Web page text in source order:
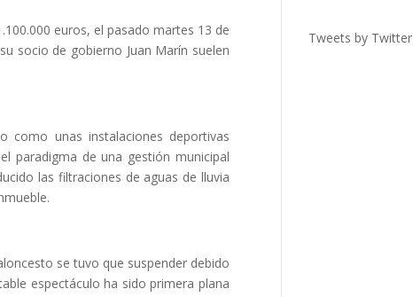
euros, el pasado martes 13 de
socio de gobierno Juan Marín suelen
como unas instalaciones deportivas
paradigma de una gestión municipal
las filtraciones de aguas de lluvia
se tuvo que suspender debido
espectáculo ha sido primera plana
Tweets by Twitter